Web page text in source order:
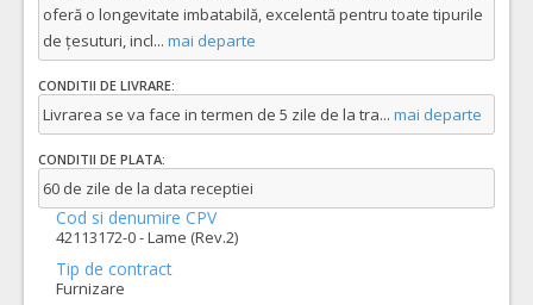
oferă o longevitate imbatabilă, excelentă pentru toate tipurile
de țesuturi, incl... mai departe
CONDITII DE LIVRARE:
Livrarea se va face in termen de 5 zile de la tra... mai departe
CONDITII DE PLATA:
60 de zile de la data receptiei
Cod si denumire CPV
42113172-0 - Lame (Rev.2)
Tip de contract
Furnizare